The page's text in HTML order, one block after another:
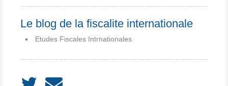
Le blog de la fiscalite internationale
Etudes Fiscales Intrnationales